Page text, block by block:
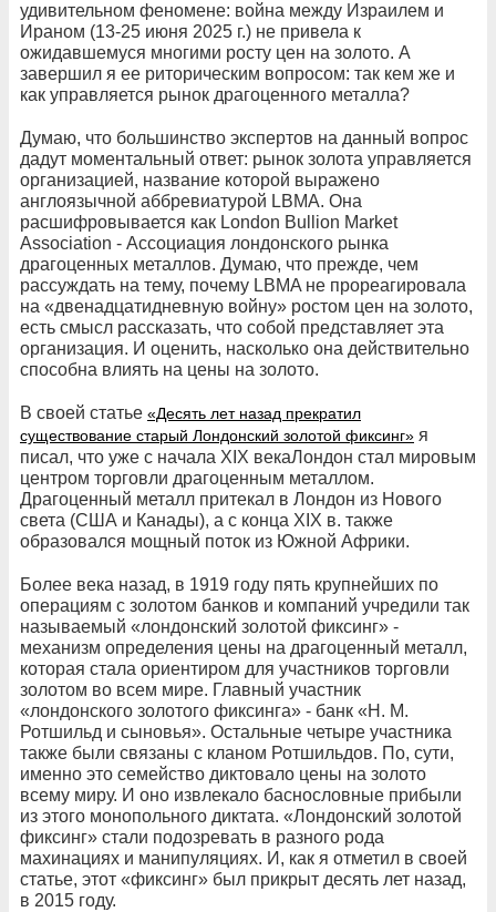
удивительном феномене: война между Израилем и
Ираном (13-25 июня 2025 г.) не привела к
ожидавшемуся многими росту цен на золото. А
завершил я ее риторическим вопросом: так кем же и
как управляется рынок драгоценного металла?
Думаю, что большинство экспертов на данный вопрос
дадут моментальный ответ: рынок золота управляется
организацией, название которой выражено
англоязычной аббревиатурой LBMA. Она
расшифровывается как London Bullion Market
Association - Ассоциация лондонского рынка
драгоценных металлов. Думаю, что прежде, чем
рассуждать на тему, почему LBMA не прореагировала
на «двенадцатидневную войну» ростом цен на золото,
есть смысл рассказать, что собой представляет эта
организация. И оценить, насколько она действительно
способна влиять на цены на золото.
В своей статье «Десять лет назад прекратил
существование старый Лондонский золотой фиксинг» я
писал, что уже с начала XIX векаЛондон стал мировым
центром торговли драгоценным металлом.
Драгоценный металл притекал в Лондон из Нового
света (США и Канады), а с конца XIX в. также
образовался мощный поток из Южной Африки.
Более века назад, в 1919 году пять крупнейших по
операциям с золотом банков и компаний учредили так
называемый «лондонский золотой фиксинг» -
механизм определения цены на драгоценный металл,
которая стала ориентиром для участников торговли
золотом во всем мире. Главный участник
«лондонского золотого фиксинга» - банк «Н. М.
Ротшильд и сыновья». Остальные четыре участника
также были связаны с кланом Ротшильдов. По, сути,
именно это семейство диктовало цены на золото
всему миру. И оно извлекало баснословные прибыли
из этого монопольного диктата. «Лондонский золотой
фиксинг» стали подозревать в разного рода
махинациях и манипуляциях. И, как я отметил в своей
статье, этот «фиксинг» был прикрыт десять лет назад,
в 2015 году.